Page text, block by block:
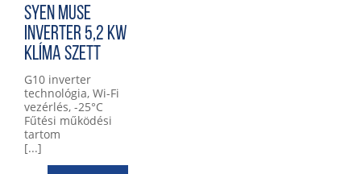
SYEN MUSE
INVERTER 5,2 KW
KLÍMA SZETT
G10 inverter
technológia, Wi-Fi
vezérlés, -25°C
Fűtési működési
tartom
[...]